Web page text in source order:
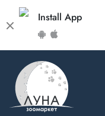
Install App